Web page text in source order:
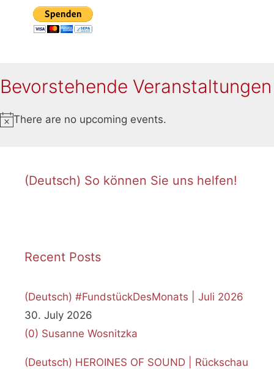
Bevorstehende Veranstaltungen
N
There are no upcoming events.
(Deutsch) So können Sie uns helfen!
Recent Posts
(Deutsch) #FundstückDesMonats | Juli 2026
30. July 2026
(0) Susanne Wosnitzka
(Deutsch) HEROINES OF SOUND | Rückschau